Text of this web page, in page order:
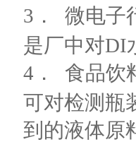
3．
微电子
是厂中对DI
4．
食品饮
可对检测瓶
到的液体原